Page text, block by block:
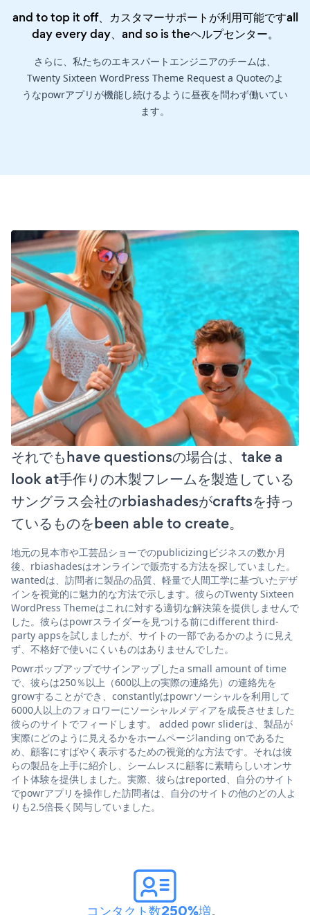
and to top it off、カスタマーサポートが利用可能ですall
day every day、and so is theヘルプセンター。
さらに、私たちのエキスパートエンジニアのチームは、
Twenty Sixteen WordPress Theme Request a Quoteのよ
うなpowrアプリが機能し続けるように昼夜を問わず働いてい
ます。
それでもhave questionsの場合は、take a
look at手作りの木製フレームを製造している
サングラス会社のrbiashadesがcraftsを持っ
ているものをbeen able to create。
地元の見本市や工芸品ショーでのpublicizingビジネスの数か月
後、rbiashadesはオンラインで販売する方法を探していました。
wantedは、訪問者に製品の品質、軽量で人間工学に基づいたデザ
インを視覚的に魅力的な方法で示します。彼らのTwenty Sixteen
WordPress Themeはこれに対する適切な解決策を提供しませんで
した。彼らはpowrスライダーを見つける前にdifferent third-
party appsを試しましたが、サイトの一部であるかのように見え
ず、不格好で使いにくいものはありませんでした。
Powrポップアップでサインアップしたa small amount of time
で、彼らは250％以上（600以上の実際の連絡先）の連絡先を
growすることができ、constantlyはpowrソーシャルを利用して
6000人以上のフォロワーにソーシャルメディアを成長させました
彼らのサイトでフィードします。 added powr sliderは、製品が
実際にどのように見えるかをホームページlanding onであるた
め、顧客にすばやく表示するための視覚的な方法です。それは彼
らの製品を上手に紹介し、シームレスに顧客に素晴らしいオンサ
イト体験を提供しました。実際、彼らはreported、自分のサイト
でpowrアプリを操作した訪問者は、自分のサイトの他のどの人よ
りも2.5倍長く関与していました。
コンタクト数250%増。